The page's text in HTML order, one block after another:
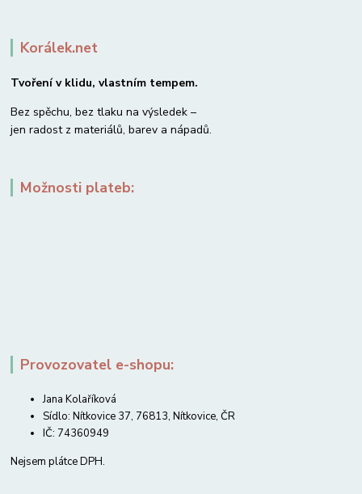
Korálek.net
Tvoření v klidu, vlastním tempem.
Bez spěchu, bez tlaku na výsledek –
jen radost z materiálů, barev a nápadů.
Možnosti plateb:
Provozovatel e-shopu:
Jana Kolaříková
Sídlo: Nítkovice 37, 76813, Nítkovice, ČR
IČ: 74360949
Nejsem plátce DPH.